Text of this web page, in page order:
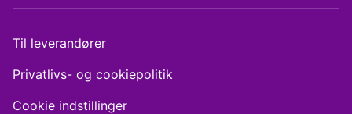
Til leverandører
Privatlivs- og cookiepolitik
Cookie indstillinger